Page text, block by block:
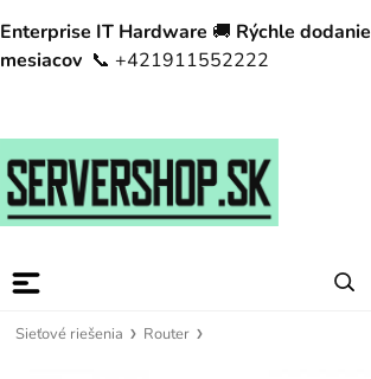
Enterprise IT Hardware 🚚 Rýchle dodanie
mesiacov 📞 +421911552222
Sieťové riešenia Router